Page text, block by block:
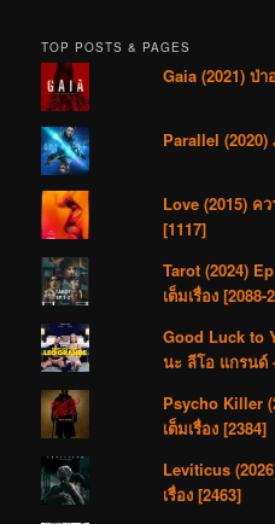
TOP POSTS & PAGES
Gaia (2021) ป่า
Parallel
Love (2015) ค
[1117]
Tarot (2024)
เต็มเรื่อง [2088-
Good Luck to
นะ ลีโอ แกรนด์
Psycho Killer
เต็มเรื่อง [2384]
Leviticus
เรื่อง [2463]